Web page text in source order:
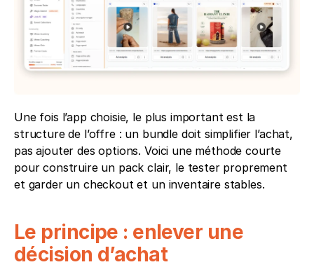
Une fois l’app choisie, le plus important est la
structure de l’offre : un bundle doit simplifier l’achat,
pas ajouter des options. Voici une méthode courte
pour construire un pack clair, le tester proprement
et garder un checkout et un inventaire stables.
Le principe : enlever une
décision d’achat